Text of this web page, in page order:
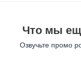
Что мы
Озвучьте промо